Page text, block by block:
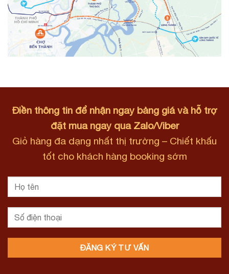
Điền thông tin để nhận ngay bảng giá và hỗ trợ
đặt mua ngay qua Zalo/Viber
Giỏ hàng đa dạng nhất thị trường – Chiết khấu
tốt cho khách hàng booking sớm